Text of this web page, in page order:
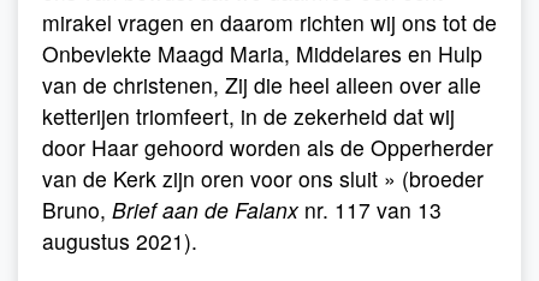
mirakel vragen en daarom richten wij ons tot de
Onbevlekte Maagd Maria, Middelares en Hulp
van de christenen, Zij die heel alleen over alle
ketterijen triomfeert, in de zekerheid dat wij
door Haar gehoord worden als de Opperherder
van de Kerk zijn oren voor ons sluit » (broeder
Bruno, Brief aan de Falanx nr. 117 van 13
augustus 2021).